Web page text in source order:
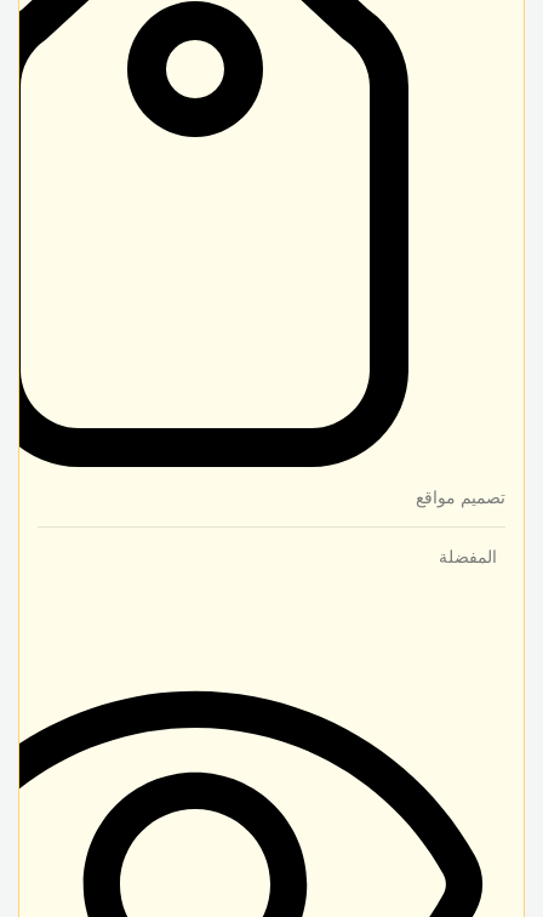
تصميم مواقع
المفضلة